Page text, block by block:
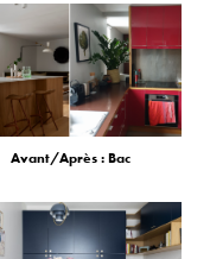
Avant/Après : Bac